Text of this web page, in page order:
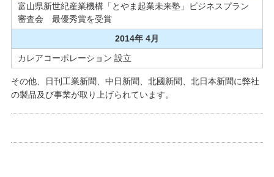
富山県新世紀産業機構「とやま起業未来塾」ビジネスプラン
審査会 最優秀賞を受賞
2014年 4月
カレアコーポレーション 設立
その他、日刊工業新聞、中日新聞、北國新聞、北日本新聞に弊社
の製品及び事業が取り上げられています。